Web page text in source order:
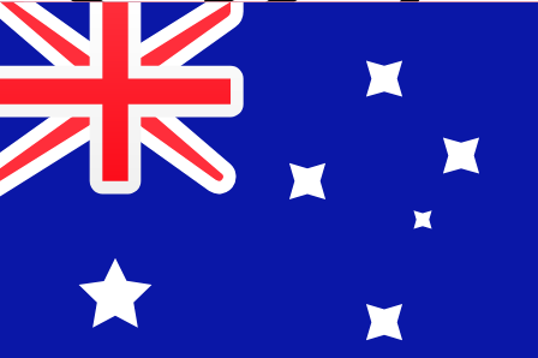
Trasferimenti di denaro internazionali Xe